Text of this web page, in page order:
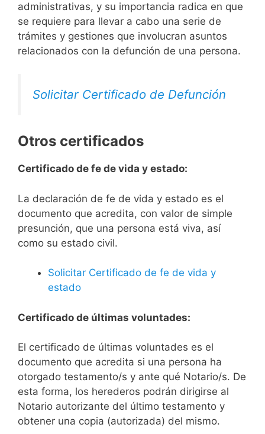
administrativas, y su importancia radica en que
se requiere para llevar a cabo una serie de
trámites y gestiones que involucran asuntos
relacionados con la defunción de una persona.
Solicitar Certificado de Defunción
Otros certificados
Certificado de fe de vida y estado:
La declaración de fe de vida y estado es el
documento que acredita, con valor de simple
presunción, que una persona está viva, así
como su estado civil.
Solicitar Certificado de fe de vida y
estado
Certificado de últimas voluntades:
El certificado de últimas voluntades es el
documento que acredita si una persona ha
otorgado testamento/s y ante qué Notario/s. De
esta forma, los herederos podrán dirigirse al
Notario autorizante del último testamento y
obtener una copia (autorizada) del mismo.